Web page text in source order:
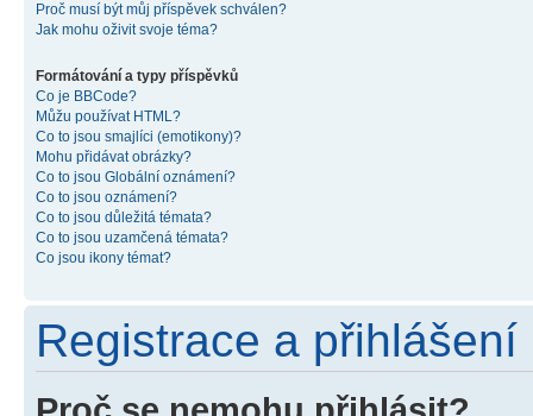
Proč musí být můj příspěvek schválen?
Jak mohu oživit svoje téma?
Formátování a typy příspěvků
Co je BBCode?
Můžu používat HTML?
Co to jsou smajlíci (emotikony)?
Mohu přidávat obrázky?
Co to jsou Globální oznámení?
Co to jsou oznámení?
Co to jsou důležitá témata?
Co to jsou uzamčená témata?
Co jsou ikony témat?
Registrace a přihlášení